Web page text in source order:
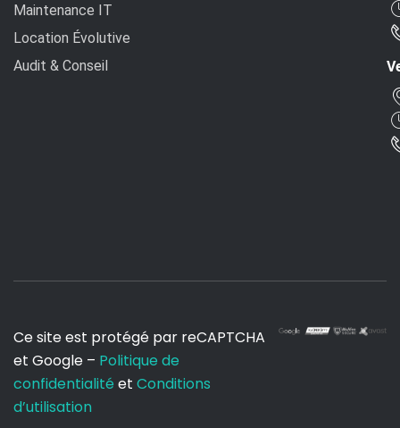
Maintenance IT
Location Évolutive
Audit & Conseil
Ce site est protégé par reCAPTCHA
et Google – Politique de
confidentialité et Conditions
d’utilisation